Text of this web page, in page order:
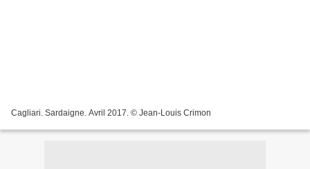
Cagliari. Sardaigne. Avril 2017. © Jean-Louis Crimon